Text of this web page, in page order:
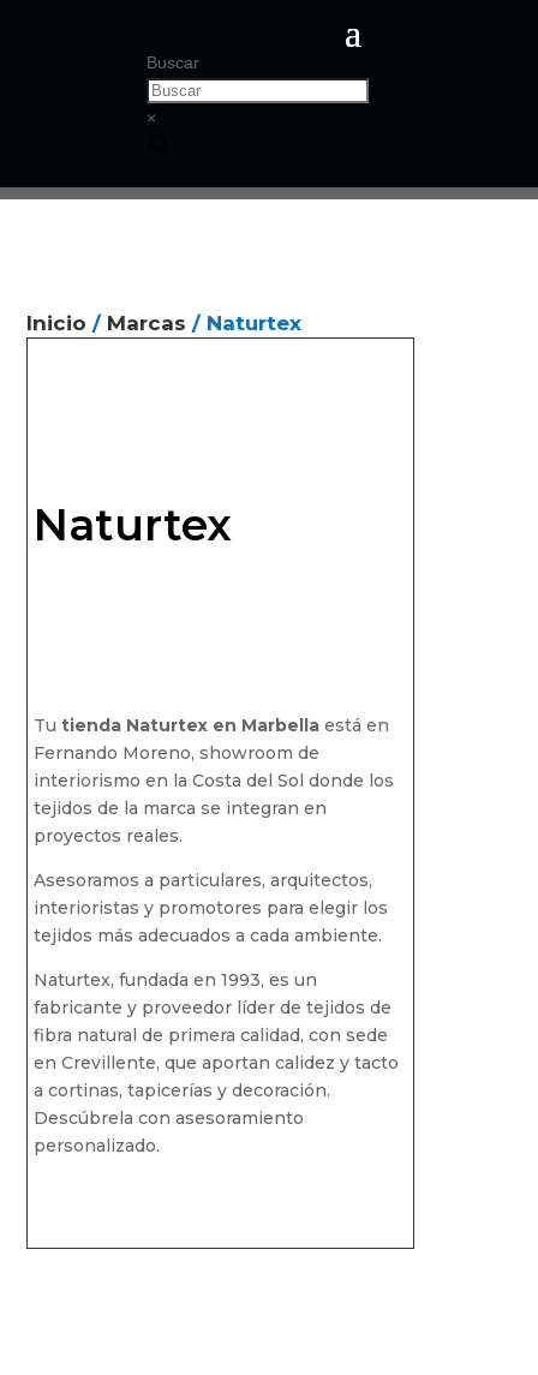
Buscar
×
Inicio / Marcas / Naturtex
Naturtex
Tu tienda Naturtex en Marbellaestá en
Fernando Moreno, showroom de
interiorismo en la Costa del Sol donde los
tejidos de la marca se integran en
proyectos reales.
Asesoramos a particulares, arquitectos,
interioristas y promotores para elegir los
tejidos más adecuados a cada ambiente.
Naturtex, fundada en 1993, es un
fabricante y proveedor líder de tejidos de
fibra natural de primera calidad, con sede
en Crevillente, que aportan calidez y tacto
a cortinas, tapicerías y decoración.
Descúbrela con asesoramiento
personalizado.